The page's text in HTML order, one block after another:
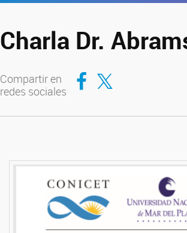
Charla Dr.
Compartir en
redes sociales
Compartir en Facebook
Compartir en Twitter